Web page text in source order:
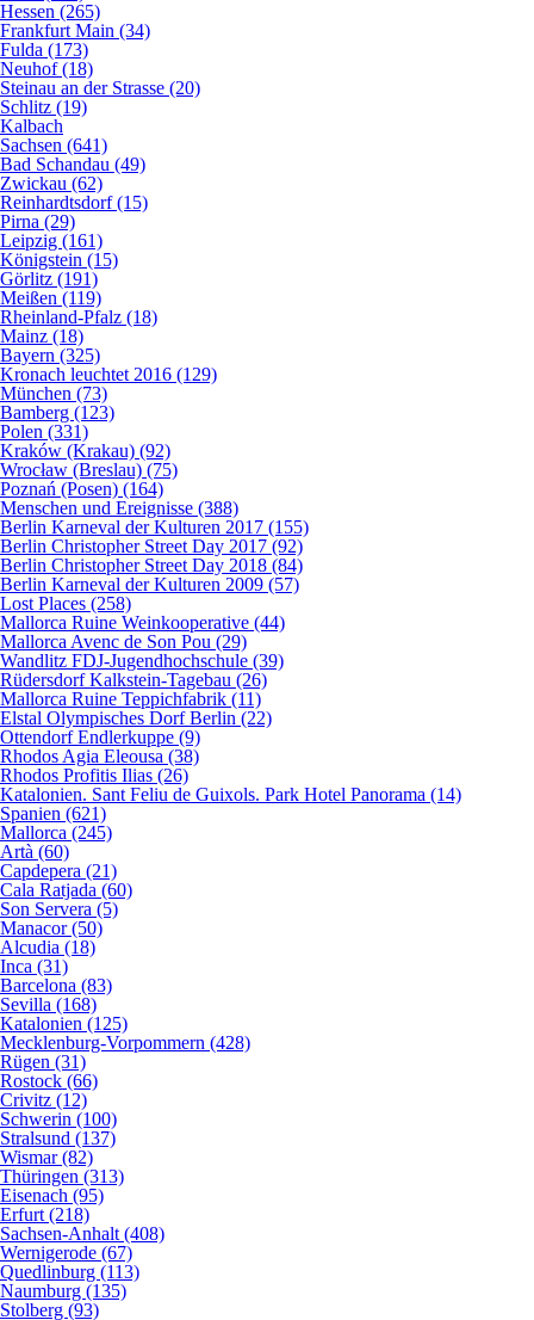
Hessen (265)
Frankfurt Main (34)
Fulda (173)
Neuhof (18)
Steinau an der Strasse (20)
Schlitz (19)
Kalbach
Sachsen (641)
Bad Schandau (49)
Zwickau (62)
Reinhardtsdorf (15)
Pirna (29)
Leipzig (161)
Königstein (15)
Görlitz (191)
Meißen (119)
Rheinland-Pfalz (18)
Mainz (18)
Bayern (325)
Kronach leuchtet 2016 (129)
München (73)
Bamberg (123)
Polen (331)
Kraków (Krakau) (92)
Wrocław (Breslau) (75)
Poznań (Posen) (164)
Menschen und Ereignisse (388)
Berlin Karneval der Kulturen 2017 (155)
Berlin Christopher Street Day 2017 (92)
Berlin Christopher Street Day 2018 (84)
Berlin Karneval der Kulturen 2009 (57)
Lost Places (258)
Mallorca Ruine Weinkooperative (44)
Mallorca Avenc de Son Pou (29)
Wandlitz FDJ-Jugendhochschule (39)
Rüdersdorf Kalkstein-Tagebau (26)
Mallorca Ruine Teppichfabrik (11)
Elstal Olympisches Dorf Berlin (22)
Ottendorf Endlerkuppe (9)
Rhodos Agia Eleousa (38)
Rhodos Profitis Ilias (26)
Katalonien. Sant Feliu de Guixols. Park Hotel Panorama (14)
Spanien (621)
Mallorca (245)
Artà (60)
Capdepera (21)
Cala Ratjada (60)
Son Servera (5)
Manacor (50)
Alcudia (18)
Inca (31)
Barcelona (83)
Sevilla (168)
Katalonien (125)
Mecklenburg-Vorpommern (428)
Rügen (31)
Rostock (66)
Crivitz (12)
Schwerin (100)
Stralsund (137)
Wismar (82)
Thüringen (313)
Eisenach (95)
Erfurt (218)
Sachsen-Anhalt (408)
Wernigerode (67)
Quedlinburg (113)
Naumburg (135)
Stolberg (93)